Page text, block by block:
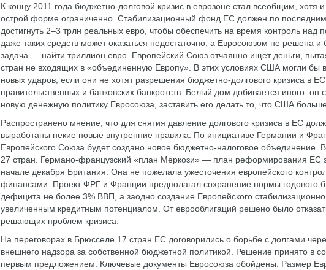
К концу 2011 года бюджетно-долговой кризис в еврозоне стал всеобщим, хотя
острой форме ограниченно. Стабилизационный фонд ЕС должен по
достигнуть 2–3 трлн реальных евро, чтобы обеспечить на время контроль над
даже таких средств может оказаться недостаточно, а Евросоюзом не решена и
задача — найти триллион евро. Европейский Союз отчаянно ищет деньги,
стран не входящих в «объединенную Европу». В этих условиях США могли бы
новых ударов, если они не хотят разрешения бюджетно-долгового кризиса в
правительственных и банковских банкротств. Белый дом добивается иного: он
новую денежную политику Евросоюза, заставить его делать то, что США
Распространено мнение, что для снятия давление долгового кризиса в ЕС
выработаны некие новые внутренние правила. По инициативе Германии и
Европейского Союза будет создано новое бюджетно-налоговое объединение.
27 стран. Германо-французский «план Меркози» — план реформирования ЕС
начале декабря Британия. Она не пожелала ужесточения европейского
финансами. Проект ФРГ и Франции предполагал сохранение нормы годового
дефицита не более 3% ВВП, а заодно создание Европейского
увеличенным кредитным потенциалом. От еврооблигаций решено было
решающих проблем кризиса.
На переговорах в Брюсселе 17 стран ЕС договорились о борьбе с долгами
внешнего надзора за собственной бюджетной политикой. Решение принято в
первым предложением. Ключевые документы Евросоюза обойдены. Размер